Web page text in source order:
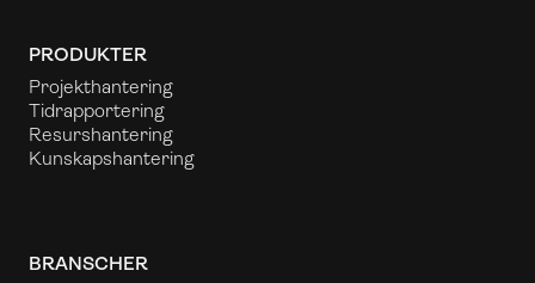
PRODUKTER
Projekthantering
Tidrapportering
Resurshantering
Kunskapshantering
BRANSCHER